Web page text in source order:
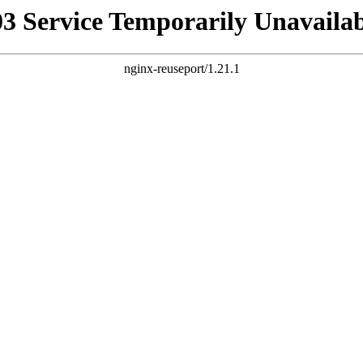
Service Temporarily
nginx-reuseport/1.21.1